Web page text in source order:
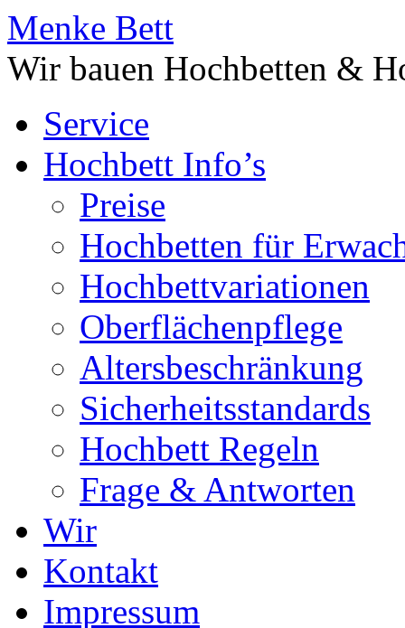
Menke Bett
Wir bauen Hochbetten &
Service
Hochbett Info’s
Preise
Hochbetten für
Hochbettvariationen
Oberflächenpflege
Altersbeschränkung
Sicherheitsstandards
Hochbett Regeln
Frage & Antworten
Wir
Kontakt
Impressum